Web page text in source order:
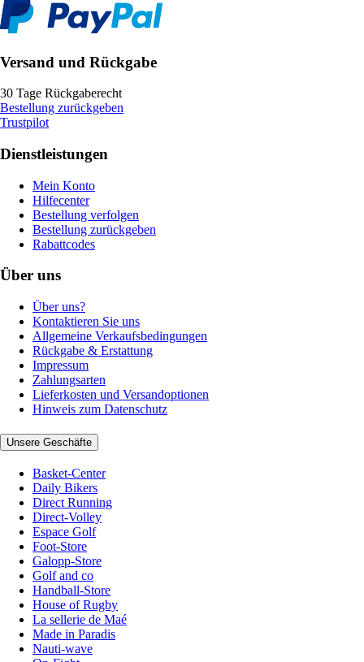
Versand und Rückgabe
30 Tage Rückgaberecht
Bestellung zurückgeben
Trustpilot
Dienstleistungen
Mein Konto
Hilfecenter
Bestellung verfolgen
Bestellung zurückgeben
Rabattcodes
Über uns
Über uns?
Kontaktieren Sie uns
Allgemeine Verkaufsbedingungen
Rückgabe & Erstattung
Impressum
Zahlungsarten
Lieferkosten und Versandoptionen
Hinweis zum Datenschutz
Unsere Geschäfte
Basket-Center
Daily Bikers
Direct Running
Direct-Volley
Espace Golf
Foot-Store
Galopp-Store
Golf and co
Handball-Store
House of Rugby
La sellerie de Maé
Made in Paradis
Nauti-wave